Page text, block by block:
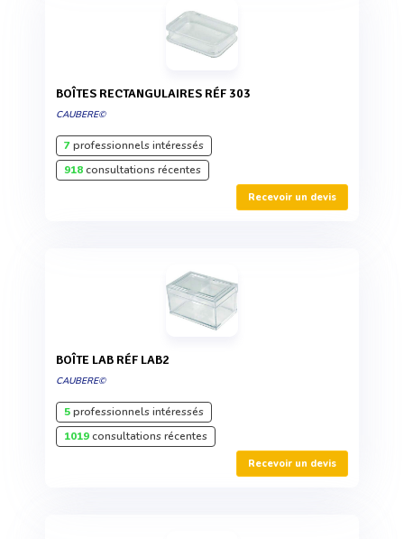
BOÎTES RECTANGULAIRES RÉF 303
CAUBERE©
7professionnels intéressés
918consultations récentes
Recevoir un devis
BOÎTE LAB RÉF LAB2
CAUBERE©
5professionnels intéressés
1019consultations récentes
Recevoir un devis